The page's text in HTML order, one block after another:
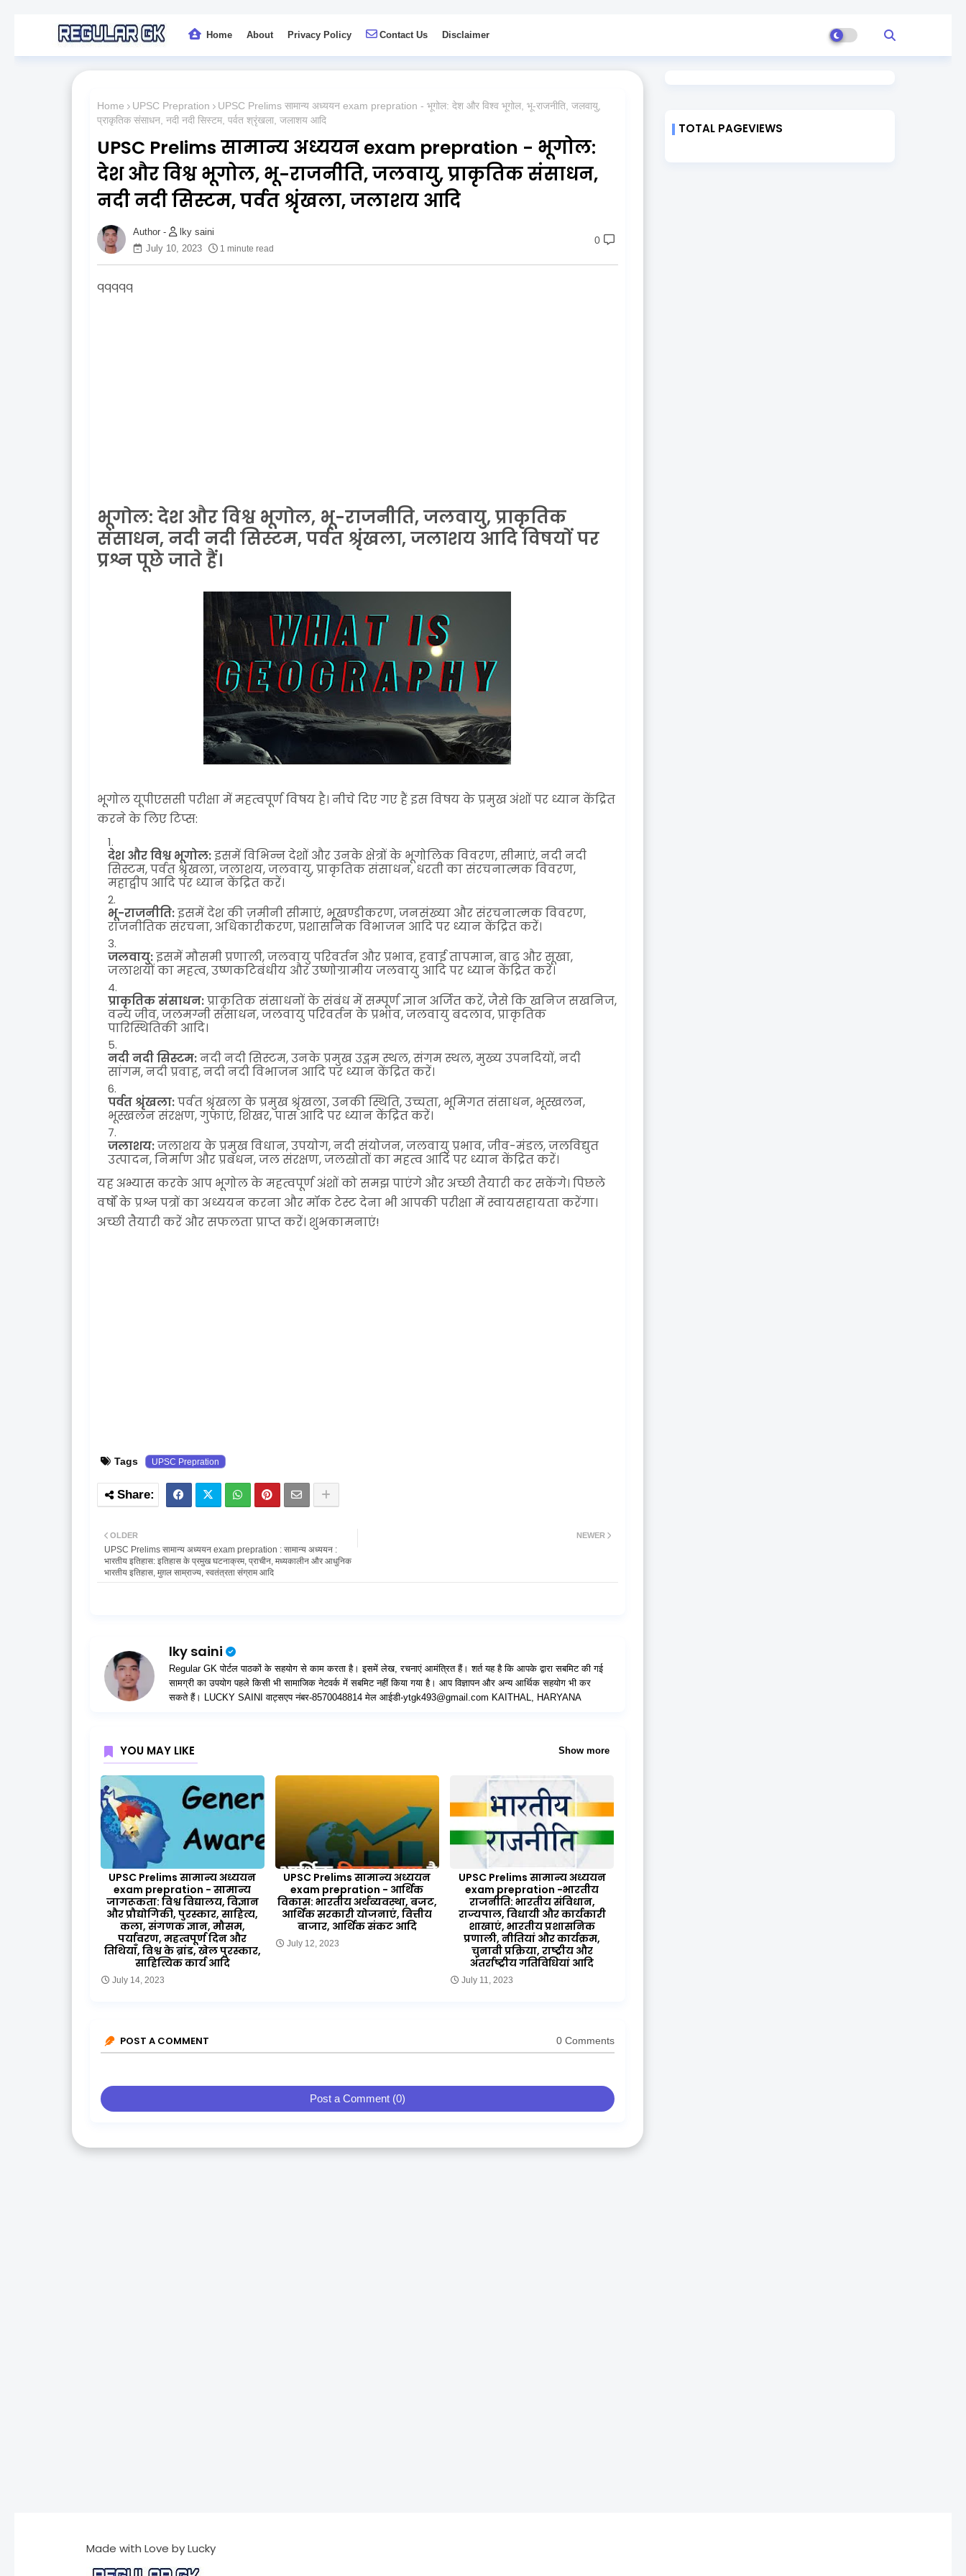
Home About Privacy Policy Contact Us Disclaimer
Home UPSC Prepration
UPSC Prelims सामान्य अध्ययन exam prepration - भूगोल: देश और विश्व भूगोल, भू-राजनीति, जलवायु,
प्राकृतिक संसाधन, नदी नदी सिस्टम, पर्वत श्रृंखला, जलाशय आदि
UPSC Prelims सामान्य अध्ययन exam prepration - भूगोल:
देश और विश्व भूगोल, भू-राजनीति, जलवायु, प्राकृतिक संसाधन,
नदी नदी सिस्टम, पर्वत श्रृंखला, जलाशय आदि
lky saini
July 10, 2023
1 minute read
0
qqqqq
भूगोल: देश और विश्व भूगोल, भू-राजनीति, जलवायु, प्राकृतिक
संसाधन, नदी नदी सिस्टम, पर्वत श्रृंखला, जलाशय आदि विषयों पर
प्रश्न पूछे जाते हैं।
भूगोल यूपीएससी परीक्षा में महत्वपूर्ण विषय है। नीचे दिए गए हैं इस विषय के प्रमुख अंशों पर ध्यान केंद्रित
करने के लिए टिप्स:
देश और विश्व भूगोल:इसमें विभिन्न देशों और उनके क्षेत्रों के भूगोलिक विवरण, सीमाएं, नदी नदी
सिस्टम, पर्वत श्रृंखला, जलाशय, जलवायु, प्राकृतिक संसाधन, धरती का संरचनात्मक विवरण,
महाद्वीप आदि पर ध्यान केंद्रित करें।
भू-राजनीति:इसमें देश की ज़मीनी सीमाएं, भूखण्डीकरण, जनसंख्या और संरचनात्मक विवरण,
राजनीतिक संरचना, अधिकारीकरण, प्रशासनिक विभाजन आदि पर ध्यान केंद्रित करें।
जलवायु:इसमें मौसमी प्रणाली, जलवायु परिवर्तन और प्रभाव, हवाई तापमान, बाढ़ और सूखा,
जलाशयों का महत्व, उष्णकटिबंधीय और उष्णोग्रामीय जलवायु आदि पर ध्यान केंद्रित करें।
प्राकृतिक संसाधन:प्राकृतिक संसाधनों के संबंध में सम्पूर्ण ज्ञान अर्जित करें, जैसे कि खनिज सखनिज,
वन्य जीव, जलमग्नी संसाधन, जलवायु परिवर्तन के प्रभाव, जलवायु बदलाव, प्राकृतिक
पारिस्थितिकी आदि।
नदी नदी सिस्टम:नदी नदी सिस्टम, उनके प्रमुख उद्गम स्थल, संगम स्थल, मुख्य उपनदियों, नदी
सांगम, नदी प्रवाह, नदी नदी विभाजन आदि पर ध्यान केंद्रित करें।
पर्वत श्रृंखला:पर्वत श्रृंखला के प्रमुख श्रृंखला, उनकी स्थिति, उच्चता, भूमिगत संसाधन, भूस्खलन,
भूस्खलन संरक्षण, गुफाएं, शिखर, पास आदि पर ध्यान केंद्रित करें।
जलाशय:जलाशय के प्रमुख विधान, उपयोग, नदी संयोजन, जलवायु प्रभाव, जीव-मंडल, जलविद्युत
उत्पादन, निर्माण और प्रबंधन, जल संरक्षण, जलस्रोतों का महत्व आदि पर ध्यान केंद्रित करें।
यह अभ्यास करके आप भूगोल के महत्वपूर्ण अंशों को समझ पाएंगे और अच्छी तैयारी कर सकेंगे। पिछले
वर्षों के प्रश्न पत्रों का अध्ययन करना और मॉक टेस्ट देना भी आपकी परीक्षा में स्वायसहायता करेंगा।
अच्छी तैयारी करें और सफलता प्राप्त करें। शुभकामनाएं!
Tags UPSC Prepration
NEWER
OLDER
UPSC Prelims सामान्य अध्ययन exam prepration : सामान्य अध्ययन :
भारतीय इतिहास: इतिहास के प्रमुख घटनाक्रम, प्राचीन, मध्यकालीन और आधुनिक
भारतीय इतिहास, मुग़ल साम्राज्य, स्वतंत्रता संग्राम आदि
lky saini
Regular GK पोर्टल पाठकों के सहयोग से काम करता है। इसमें लेख, रचनाएं आमंत्रित हैं। शर्त यह है कि आपके द्वारा सबमिट की गई
सामग्री का उपयोग पहले किसी भी सामाजिक नेटवर्क में सबमिट नहीं किया गया है। आप विज्ञापन और अन्य आर्थिक सहयोग भी कर
सकते हैं। LUCKY SAINI वाट्सएप नंबर-8570048814 मेल आईडी-ytgk493@gmail.com KAITHAL, HARYANA
YOU MAY LIKE Show more
UPSC Prelims सामान्य अध्ययन
exam prepration - सामान्य
जागरूकता: विश्व विद्यालय, विज्ञान
और प्रौद्योगिकी, पुरस्कार, साहित्य,
कला, संगणक ज्ञान, मौसम,
पर्यावरण, महत्वपूर्ण दिन और
तिथियाँ, विश्व के ब्रांड, खेल पुरस्कार,
साहित्यिक कार्य आदि
July 14, 2023
UPSC Prelims सामान्य अध्ययन
exam prepration - आर्थिक
विकास: भारतीय अर्थव्यवस्था, बजट,
आर्थिक सरकारी योजनाएं, वित्तीय
बाजार, आर्थिक संकट आदि
July 12, 2023
UPSC Prelims सामान्य अध्ययन
exam prepration -भारतीय
राजनीति: भारतीय संविधान,
राज्यपाल, विधायी और कार्यकारी
शाखाएं, भारतीय प्रशासनिक
प्रणाली, नीतियां और कार्यक्रम,
चुनावी प्रक्रिया, राष्ट्रीय और
अंतर्राष्ट्रीय गतिविधियां आदि
July 11, 2023
POST A COMMENT 0 Comments
Post a Comment (0)
TOTAL PAGEVIEWS
Made with Love by Lucky